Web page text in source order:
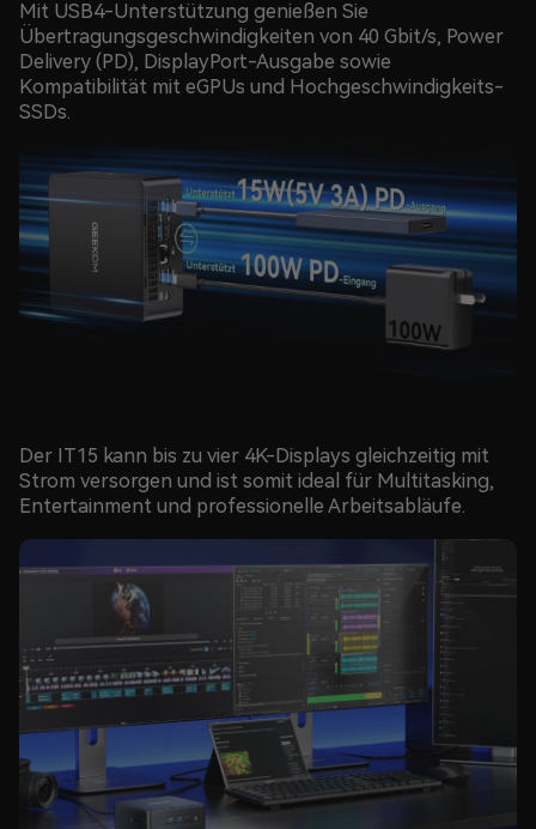
Mit USB4-Unterstützung genießen Sie
Übertragungsgeschwindigkeiten von 40 Gbit/s, Power
Delivery (PD), DisplayPort-Ausgabe sowie
Kompatibilität mit eGPUs und Hochgeschwindigkeits-
SSDs.
Der IT15 kann bis zu vier 4K-Displays gleichzeitig mit
Strom versorgen und ist somit ideal für Multitasking,
Entertainment und professionelle Arbeitsabläufe.